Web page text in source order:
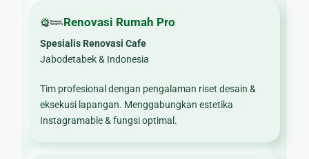
Renovasi Rumah Pro
Spesialis Renovasi Cafe
Jabodetabek & Indonesia
Tim profesional dengan pengalaman riset desain &
eksekusi lapangan. Menggabungkan estetika
Instagramable & fungsi optimal.